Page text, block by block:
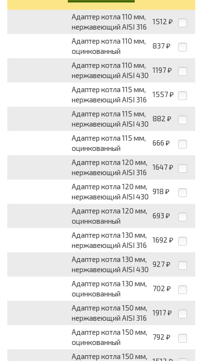
Адаптер котла 110 мм,
нержавеющий AISI 316
1512 ₽
Адаптер котла 110 мм,
оцинкованный
837 ₽
Адаптер котла 110 мм,
нержавеющий AISI 430
1197 ₽
Адаптер котла 115 мм,
нержавеющий AISI 316
1557 ₽
Адаптер котла 115 мм,
нержавеющий AISI 430
882 ₽
Адаптер котла 115 мм,
оцинкованный
666 ₽
Адаптер котла 120 мм,
нержавеющий AISI 316
1647 ₽
Адаптер котла 120 мм,
нержавеющий AISI 430
918 ₽
Адаптер котла 120 мм,
оцинкованный
693 ₽
Адаптер котла 130 мм,
нержавеющий AISI 316
1692 ₽
Адаптер котла 130 мм,
нержавеющий AISI 430
927 ₽
Адаптер котла 130 мм,
оцинкованный
702 ₽
Адаптер котла 150 мм,
нержавеющий AISI 316
1917 ₽
Адаптер котла 150 мм,
оцинкованный
792 ₽
Адаптер котла 150 мм,